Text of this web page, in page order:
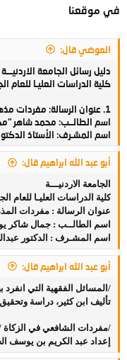
في موقعنا
العوضي قال:
دليل رسائل الجامعة الاردنيـــة
كلية الدراسات العليـا للعام الجامعي
1. عنوان الرسالة: مفردات مذهب الإمام الشافعي في الصلاة.
اسم الطالــب: محمد شاهر
اسم المشـرف: الأستاذ
أبو عبد الله ابراهيم قال:
الجامعة الاردنيـــة
كلية الدراسات العليـا للعام الجامعي
عنوان الرسالة : مفردات
اسم الطالــب : جمال شاكر
اسم المشـرف : الدكتور
أبو عبد الله ابراهيم قال:
/المسائل الفقهية التي انفرد
تأليف ابن كثير، دراسة
/مفردات الشافعي في الزكاة
إعداد عبد الكريم بن يوسف